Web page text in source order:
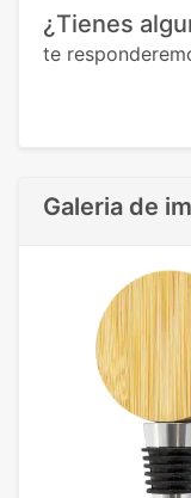
¿Tienes
te
Galeria de